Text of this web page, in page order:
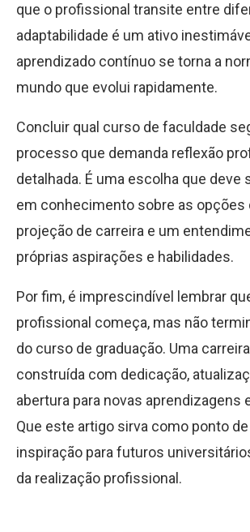
que o profissional transite entre
adaptabilidade é um ativo
aprendizado contínuo se torna a
mundo que evolui rapidamente.
Concluir qual curso de faculdade
processo que demanda reflexão
detalhada. É uma escolha que deve
em conhecimento sobre as opções
projeção de carreira e um
próprias aspirações e habilidades.
Por fim, é imprescindível lembrar
profissional começa, mas não
do curso de graduação. Uma
construída com dedicação,
abertura para novas aprendizagens
Que este artigo sirva como ponto
inspiração para futuros
da realização profissional.